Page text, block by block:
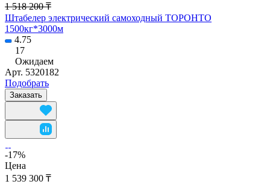
1 518 200 ₸
Штабелер электрический самоходный ТОРОНТО
1500кг*3000м
4.75
17
Ожидаем
Арт. 5320182
Подобрать
Заказать
-17%
Цена
1 539 300 ₸